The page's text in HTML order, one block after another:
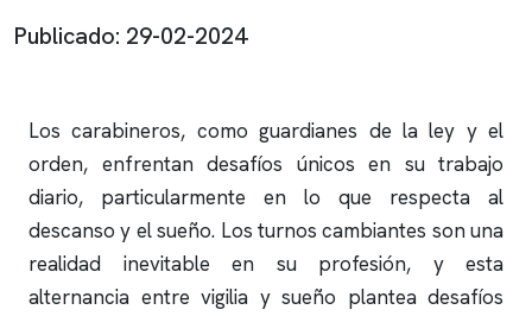
Publicado: 29-02-2024
Los carabineros, como guardianes de la ley y el
orden, enfrentan desafíos únicos en su trabajo
diario, particularmente en lo que respecta al
descanso y el sueño. Los turnos cambiantes son una
realidad inevitable en su profesión, y esta
alternancia entre vigilia y sueño plantea desafíos